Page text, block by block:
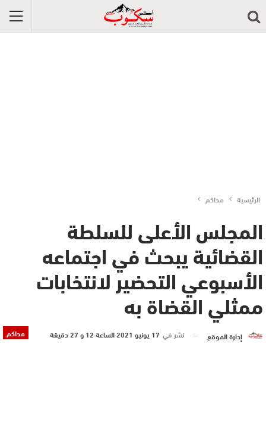
الرئيسية محاكم
المجلس الأعلى للسلطة
القضائية يبحث في اجتماعه
الأسبوعي التحضير لانتخابات
ممثلي القضاة به
محاكم إدارة الموقع نشر في 17 يونيو 2021 الساعة 12 و 27 دقيقة